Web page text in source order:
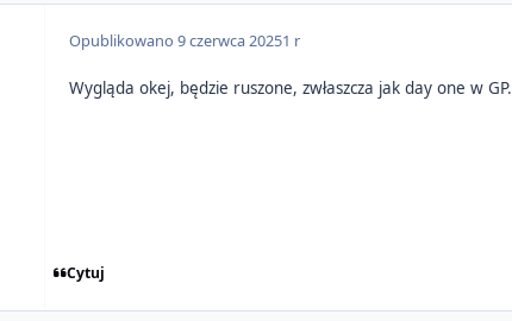
Opublikowano9 czerwca 20251 r
Wygląda okej, będzie ruszone, zwłaszcza jak day one w GP.
Cytuj